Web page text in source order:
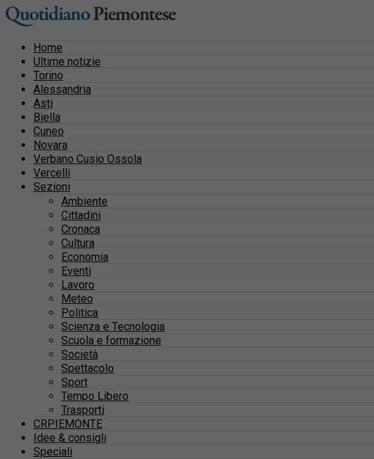
Home
Ultime notizie
Torino
Alessandria
Asti
Biella
Cuneo
Novara
Verbano Cusio Ossola
Vercelli
Sezioni
Ambiente
Cittadini
Cronaca
Cultura
Economia
Eventi
Lavoro
Meteo
Politica
Scienza e Tecnologia
Scuola e formazione
Società
Spettacolo
Sport
Tempo Libero
Trasporti
CRPIEMONTE
Idee & consigli
Speciali